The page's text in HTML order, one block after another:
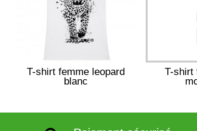
T-shirt femme leopard
blanc
T-shirt